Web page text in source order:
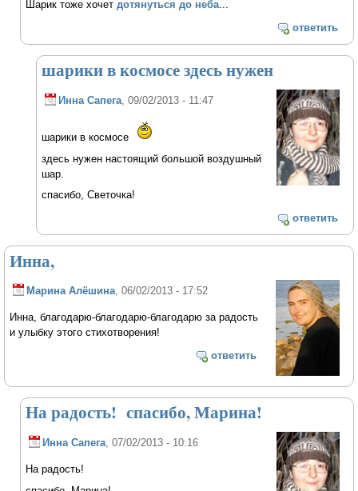
Шарик тоже хочетдотянуться до неба...
ответить
шарики в космосе здесь нужен
Инна Сапега, 09/02/2013 - 11:47
шарики в космосе
здесь нужен настоящий большой воздушный
шар.
спасибо, Светочка!
ответить
Инна,
Марина Алёшина, 06/02/2013 - 17:52
Инна, благодарю-благодарю-благодарю за радость
и улыбку этого стихотворения!
ответить
На радость! спасибо, Марина!
Инна Сапега, 07/02/2013 - 10:16
На радость!